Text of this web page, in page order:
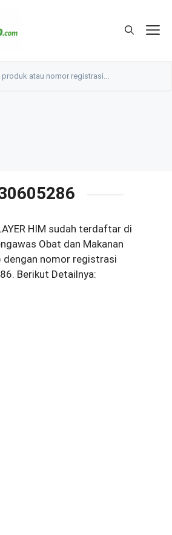
HIM sudah terdaftar di
Obat dan Makanan
dengan nomor registrasi
Berikut Detailnya: